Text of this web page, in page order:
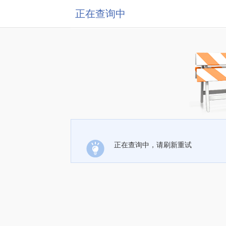
正在查询中
正在查询中，请刷新重试